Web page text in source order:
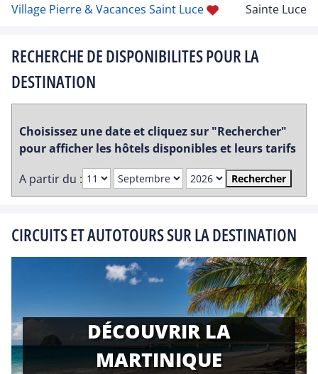
Village Pierre & Vacances Saint Luce
Sainte Luce
RECHERCHE DE DISPONIBILITES POUR LA
DESTINATION
Choisissez une date et cliquez sur "Rechercher"
pour afficher les hôtels disponibles et leurs tarifs
A partir du :
Rechercher
CIRCUITS ET AUTOTOURS SUR LA DESTINATION
DÉCOUVRIR LA
MARTINIQUE